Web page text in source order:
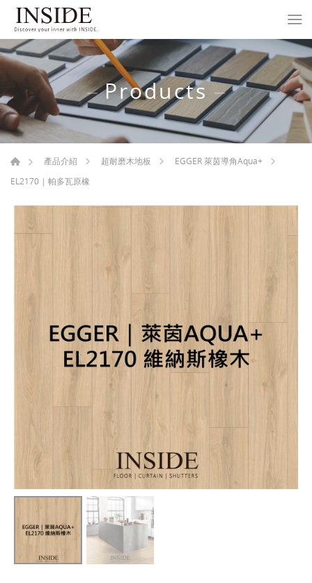
Products
產品介紹 超耐磨木地板
EGGER 萊茵導角Aqua+
EL2170 | 帕多瓦原橡